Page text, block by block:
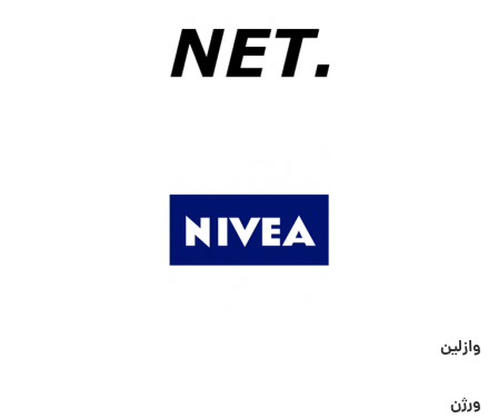
وازلین
ورژن